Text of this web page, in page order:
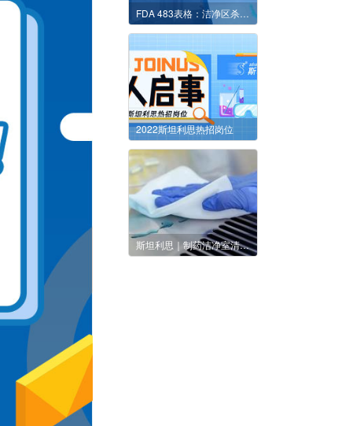
FDA 483表格：洁净区杀孢子剂的使用存在缺陷
2022斯坦利思热招岗位
斯坦利思｜制药洁净室清洁系列产品：无尘擦拭布的使用教程